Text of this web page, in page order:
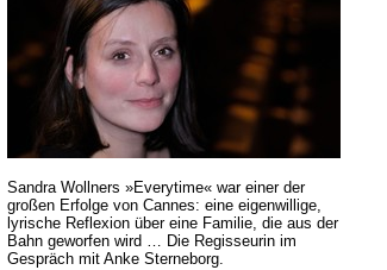
Sandra Wollners »Everytime« war einer der
großen Erfolge von Cannes: eine eigenwillige,
lyrische Reflexion über eine ­Familie, die aus der
Bahn geworfen wird … Die Regisseurin im
Gespräch mit Anke Sterneborg.